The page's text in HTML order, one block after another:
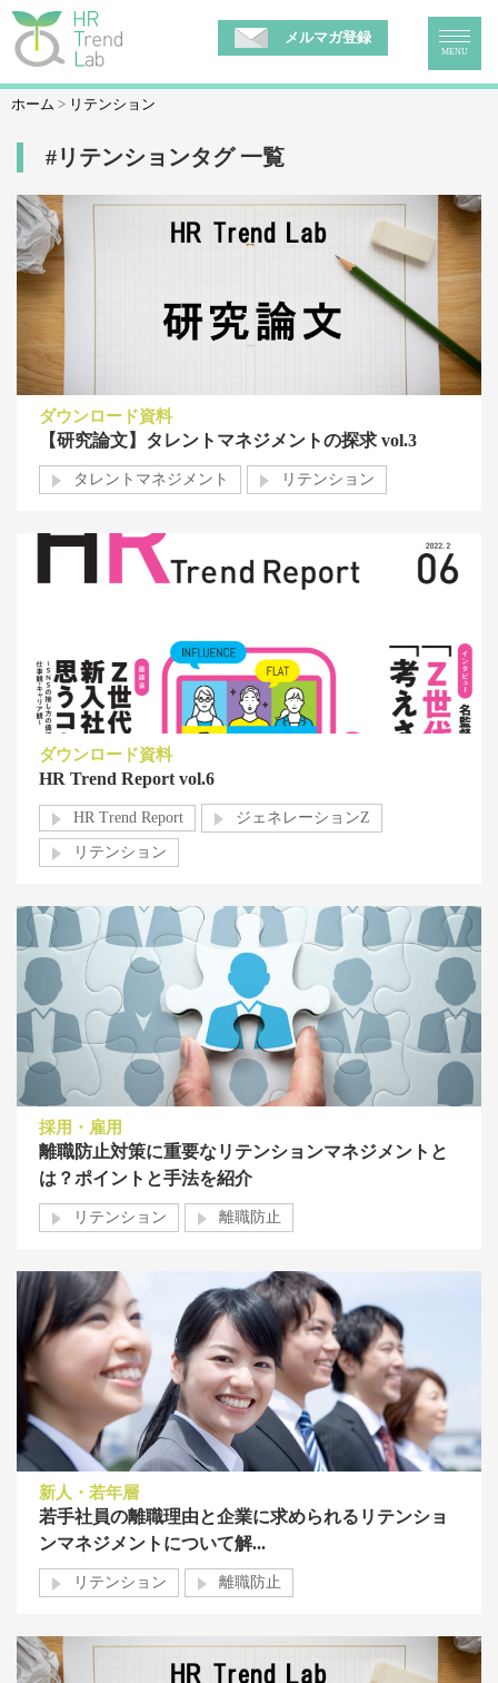
メルマガ登録
MENU
ホーム リテンション
#リテンションタグ 一覧
ダウンロード資料
【研究論文】タレントマネジメントの探求 vol.3
タレントマネジメント リテンション
ダウンロード資料
HR Trend Report vol.6
HR Trend Report ジェネレーションZ
リテンション
採用・雇用
離職防止対策に重要なリテンションマネジメントと
は？ポイントと手法を紹介
リテンション 離職防止
新人・若年層
若手社員の離職理由と企業に求められるリテンショ
ンマネジメントについて解...
リテンション 離職防止